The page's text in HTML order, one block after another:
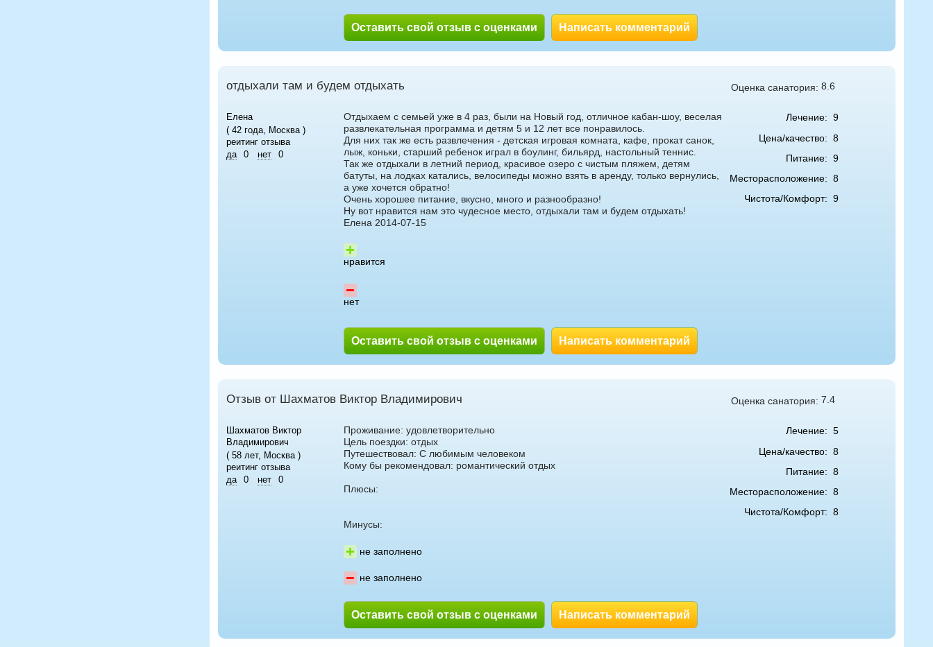
Оставить свой отзыв с оценками Написать комментарий
отдыхали там и будем отдыхать Оценка санатория: 8.6
Елена
( 42 года, Москва )
реитинг отзыва
да
0 нет 0
Отдыхаем с семьей уже в 4 раз, были на Новый год, отличное кабан-шоу, веселая
развлекательная программа и детям 5 и 12 лет все понравилось.
Для них так же есть развлечения - детская игровая комната, кафе, прокат санок,
лыж, коньки, старший ребенок играл в боулинг, бильярд, настольный теннис.
Так же отдыхали в летний период, красивое озеро с чистым пляжем, детям
батуты, на лодках катались, велосипеды можно взять в аренду, только вернулись,
а уже хочется обратно!
Очень хорошее питание, вкусно, много и разнообразно!
Ну вот нравится нам это чудесное место, отдыхали там и будем отдыхать!
Елена 2014-07-15
нравится
нет
Оставить свой отзыв с оценками Написать комментарий
Лечение: 9
Цена/качество: 8
Питание: 9
Месторасположение: 8
Чистота/Комфорт: 9
Отзыв от Шахматов Виктор Владимирович Оценка санатория: 7.4
Шахматов Виктор
Владимирович
( 58 лет, Москва )
реитинг отзыва
да
0 нет 0
Проживание: удовлетворительно
Цель поездки: отдых
Путешествовал: С любимым человеком
Кому бы рекомендовал: романтический отдых
Плюсы:
Минусы:
не заполнено
не заполнено
Оставить свой отзыв с оценками Написать комментарий
Лечение: 5
Цена/качество: 8
Питание: 8
Месторасположение: 8
Чистота/Комфорт: 8